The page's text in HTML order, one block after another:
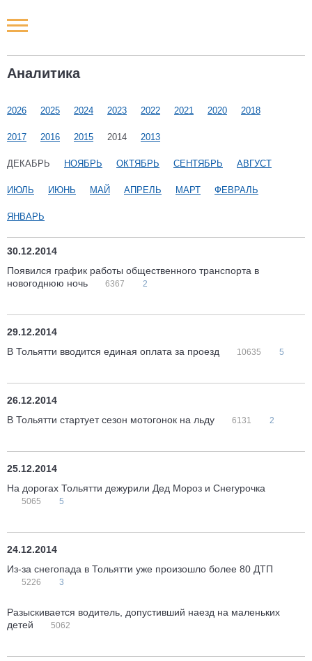
Аналитика
2026 2025 2024 2023 2022 2021 2020 2018
2017 2016 2015 2014 2013
ДЕКАБРЬ НОЯБРЬ ОКТЯБРЬ СЕНТЯБРЬ АВГУСТ
ИЮЛЬ ИЮНЬ МАЙ АПРЕЛЬ МАРТ ФЕВРАЛЬ
ЯНВАРЬ
30.12.2014
Появился график работы общественного транспорта в
новогоднюю ночь
6367 2
29.12.2014
В Тольятти вводится единая оплата за проезд
10635 5
26.12.2014
В Тольятти стартует сезон мотогонок на льду
6131 2
25.12.2014
На дорогах Тольятти дежурили Дед Мороз и Снегурочка
5065 5
24.12.2014
Из-за снегопада в Тольятти уже произошло более 80 ДТП
5226 3
Разыскивается водитель, допустивший наезд на маленьких
детей
5062
Новости РФ
Наши мероприятия
Статьи